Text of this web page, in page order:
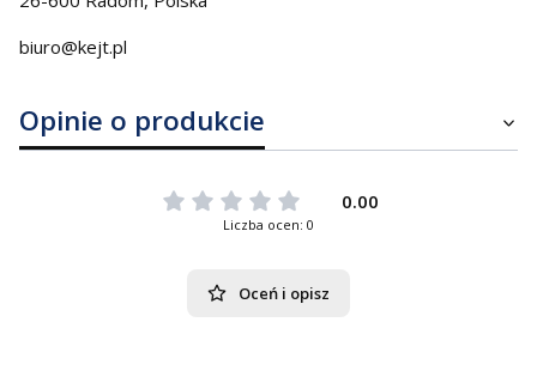
biuro@kejt.pl
Opinie o produkcie
0.00
Liczba ocen: 0
Oceń i opisz